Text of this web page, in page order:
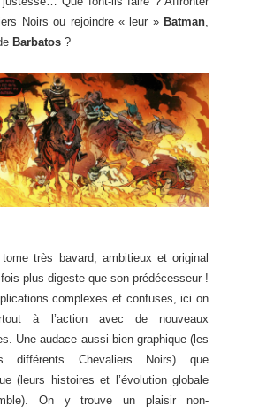
Noirs ou rejoindre « leur » Batman
Barbatos ?
tome très bavard, ambitieux et original
plus digeste que son prédécesseur !
complexes et confuses, ici on
à l’action avec de nouveaux
Une audace aussi bien graphique (les
différents Chevaliers Noirs) que
(leurs histoires et l’évolution globale
On y trouve un plaisir non-